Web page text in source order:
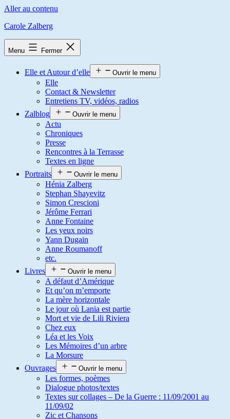
Aller au contenu
Carole Zalberg
Menu Fermer
Elle et Autour d’elle Ouvrir le menu
Elle
Contact & Newsletter
Entretiens TV, vidéos, radios
Zalblog
Ouvrir le menu
Actu
Chroniques
Presse
Rencontres à la Terrasse
Textes en ligne
Portraits
Ouvrir le menu
Hénia Zalberg
Stephan Shayevitz
Simon Crescioni
Jérôme Ferrari
Anne Fontaine
Les yeux noirs
Yann Dugain
Anne Roumanoff
etc.
Livres
Ouvrir le menu
A défaut d’Amérique
Et qu’on m’emporte
La mère horizontale
Le jour où Lania est partie
Mort et vie de Lili Riviera
Chez eux
Léa et les Voix
Les Mémoires d’un arbre
La Morsure
Ouvrages
Ouvrir le menu
Les formes, poèmes
Dialogue photos/textes
Textes sur collages – De la Guerre : 11/09/2001 au
11/09/02
Zic et Chansons